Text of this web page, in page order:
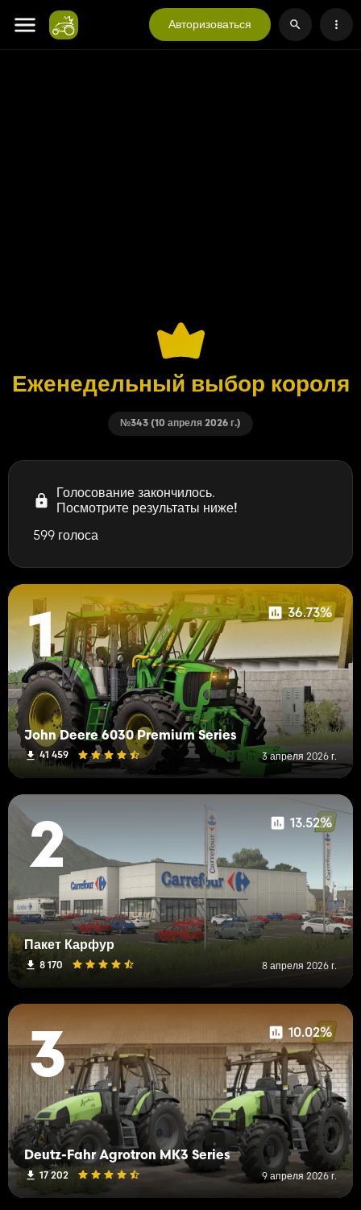
Авторизоваться
Еженедельный выбор короля
№343 (10 апреля 2026 г.)
Голосование закончилось.
Посмотрите результаты ниже!
599 голоса
1 36.73%
John Deere 6030 Premium Series
41 459 3 апреля 2026 г.
2 13.52%
Пакет Карфур
8 170 8 апреля 2026 г.
3 10.02%
Deutz-Fahr Agrotron MK3 Series
17 202 9 апреля 2026 г.